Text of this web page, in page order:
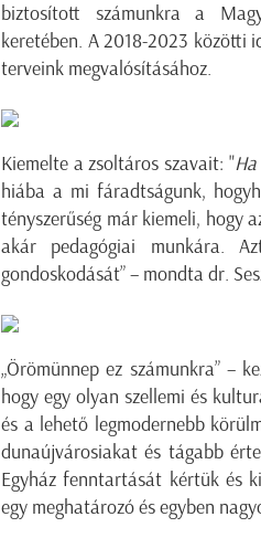
biztosított számunkra a
keretében. A 2018-2023 közötti
terveink megvalósításához.
Kiemelte a zsoltáros szavait: "Ha
hiába a mi fáradtságunk,
tényszerűség már kiemeli, hogy
akár pedagógiai munkára.
gondoskodását” – mondta dr.
„Örömünnep ez számunkra” –
hogy egy olyan szellemi és
és a lehető legmodernebb
dunaújvárosiakat és tágabb
Egyház fenntartását kértük és
egy meghatározó és egyben